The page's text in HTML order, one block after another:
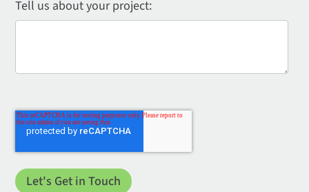
Tell us about your project: